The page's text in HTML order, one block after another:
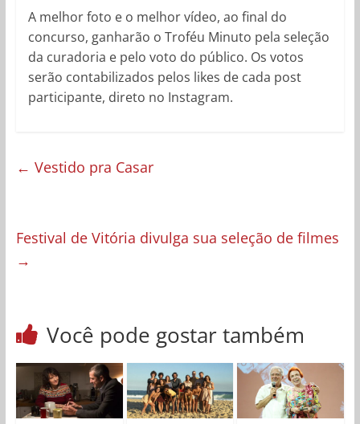
A melhor foto e o melhor vídeo, ao final do
concurso, ganharão o Troféu Minuto pela seleção
da curadoria e pelo voto do público. Os votos
serão contabilizados pelos likes de cada post
participante, direto no Instagram.
← Vestido pra Casar
Festival de Vitória divulga sua seleção de filmes
→
Você pode gostar também